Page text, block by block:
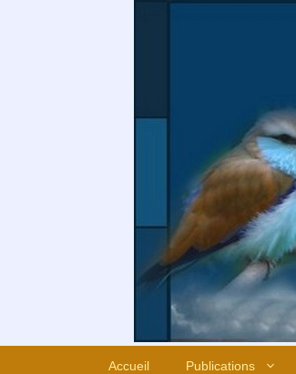
Accueil Publications